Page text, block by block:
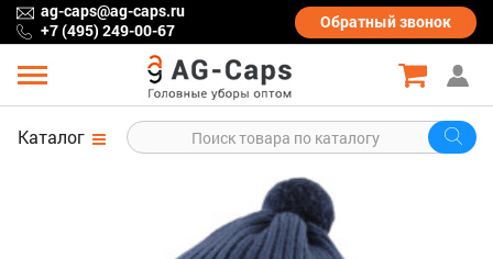
ag-caps@ag-caps.ru
+7 (495) 249-00-67
Обратныйзвонок
Каталог